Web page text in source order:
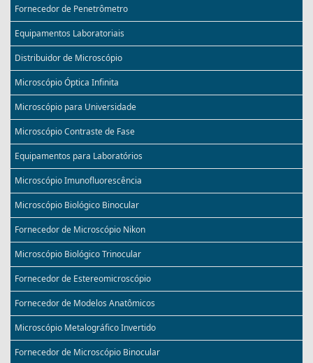
Fornecedor de Penetrômetro
Equipamentos Laboratoriais
Distribuidor de Microscópio
Microscópio Óptica Infinita
Microscópio para Universidade
Microscópio Contraste de Fase
Equipamentos para Laboratórios
Microscópio Imunofluorescência
Microscópio Biológico Binocular
Fornecedor de Microscópio Nikon
Microscópio Biológico Trinocular
Fornecedor de Estereomicroscópio
Fornecedor de Modelos Anatômicos
Microscópio Metalográfico Invertido
Fornecedor de Microscópio Binocular